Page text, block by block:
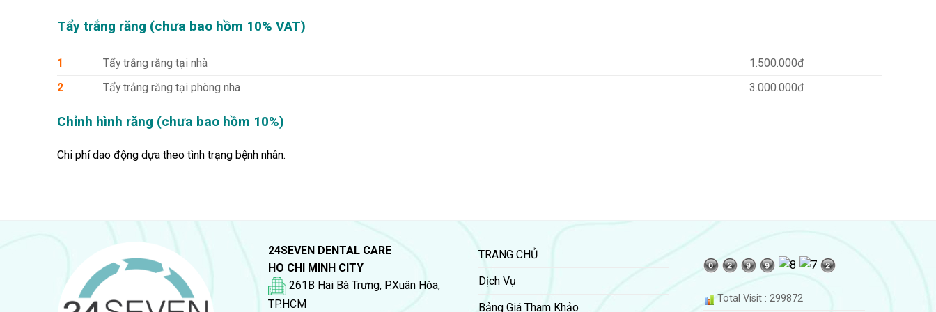
Tẩy trắng răng (chưa bao hồm 10% VAT)
1 Tẩy trắng răng tại nhà
1.500.000đ
2
Tẩy trắng răng tại phòng nha 3.000.000đ
Chỉnh hình răng (chưa bao hồm 10%)
Chi phí dao động dựa theo tình trạng bệnh nhân.
24SEVEN DENTAL CARE
HO CHI MINH CITY
261B Hai Bà Trưng, P.Xuân Hòa,
TP.HCM
TRANG CHỦ
Dịch Vụ
Bảng Giá Tham Khảo
Total Visit : 299872